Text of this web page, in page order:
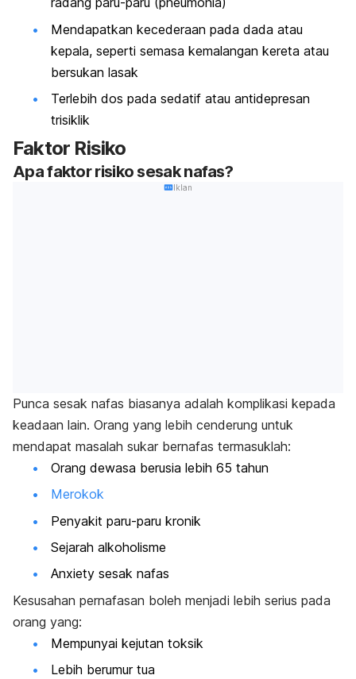
Mendapatkan kecederaan pada dada atau
kepala, seperti semasa kemalangan kereta atau
bersukan lasak
Terlebih dos pada sedatif atau antidepresan
trisiklik
Faktor Risiko
Apa faktor risiko sesak nafas?
Iklan
Punca sesak nafas biasanya adalah komplikasi kepada
keadaan lain. Orang yang lebih cenderung untuk
mendapat masalah sukar bernafas termasuklah:
Orang dewasa berusia lebih 65 tahun
Merokok
Penyakit paru-paru kronik
Sejarah alkoholisme
Anxiety sesak nafas
Kesusahan pernafasan boleh menjadi lebih serius pada
orang yang:
Mempunyai kejutan toksik
Lebih berumur tua